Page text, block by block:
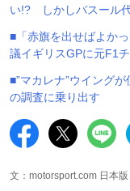
い!? しかしバスール代
■「赤旗を出せばよか
議イギリスGPに元F1
■”マカレナ”ウイング
の調査に乗り出す
文：motorsport.com 日本